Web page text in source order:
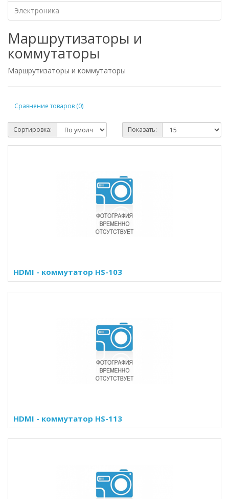
Электроника
Маршрутизаторы и
коммутаторы
Маршрутизаторы и коммутаторы
Сравнение товаров (0)
Сортировка: Показать:
HDMI - коммутатор HS-103
HDMI - коммутатор HS-113